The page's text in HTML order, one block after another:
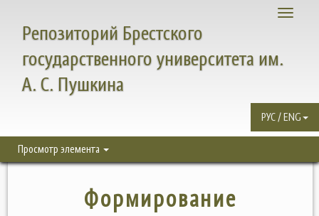
Toggle
Репозиторий Брестского
государственного университета им.
А. С. Пушкина
РУС / ENG
Просмотр элемента
Формирование